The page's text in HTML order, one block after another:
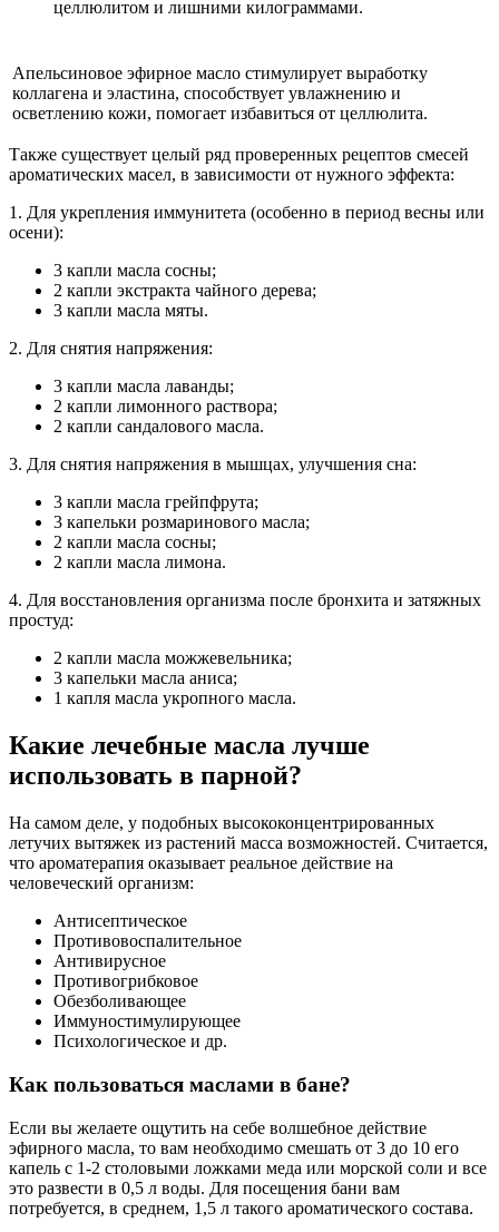
целлюлитом и лишними килограммами.
Апельсиновое эфирное масло стимулирует выработку
коллагена и эластина, способствует увлажнению и
осветлению кожи, помогает избавиться от целлюлита.
Также существует целый ряд проверенных рецептов смесей
ароматических масел, в зависимости от нужного эффекта:
1. Для укрепления иммунитета (особенно в период весны или
осени):
3 капли масла сосны;
2 капли экстракта чайного дерева;
3 капли масла мяты.
2. Для снятия напряжения:
3 капли масла лаванды;
2 капли лимонного раствора;
2 капли сандалового масла.
3. Для снятия напряжения в мышцах, улучшения сна:
3 капли масла грейпфрута;
3 капельки розмаринового масла;
2 капли масла сосны;
2 капли масла лимона.
4. Для восстановления организма после бронхита и затяжных
простуд:
2 капли масла можжевельника;
3 капельки масла аниса;
1 капля масла укропного масла.
Какие лечебные масла лучше
использовать в парной?
На самом деле, у подобных высококонцентрированных
летучих вытяжек из растений масса возможностей. Считается,
что ароматерапия оказывает реальное действие на
человеческий организм:
Антисептическое
Противовоспалительное
Антивирусное
Противогрибковое
Обезболивающее
Иммуностимулирующее
Психологическое и др.
Как пользоваться маслами в бане?
Если вы желаете ощутить на себе волшебное действие
эфирного масла, то вам необходимо смешать от 3 до 10 его
капель с 1-2 столовыми ложками меда или морской соли и все
это развести в 0,5 л воды. Для посещения бани вам
потребуется, в среднем, 1,5 л такого ароматического состава.